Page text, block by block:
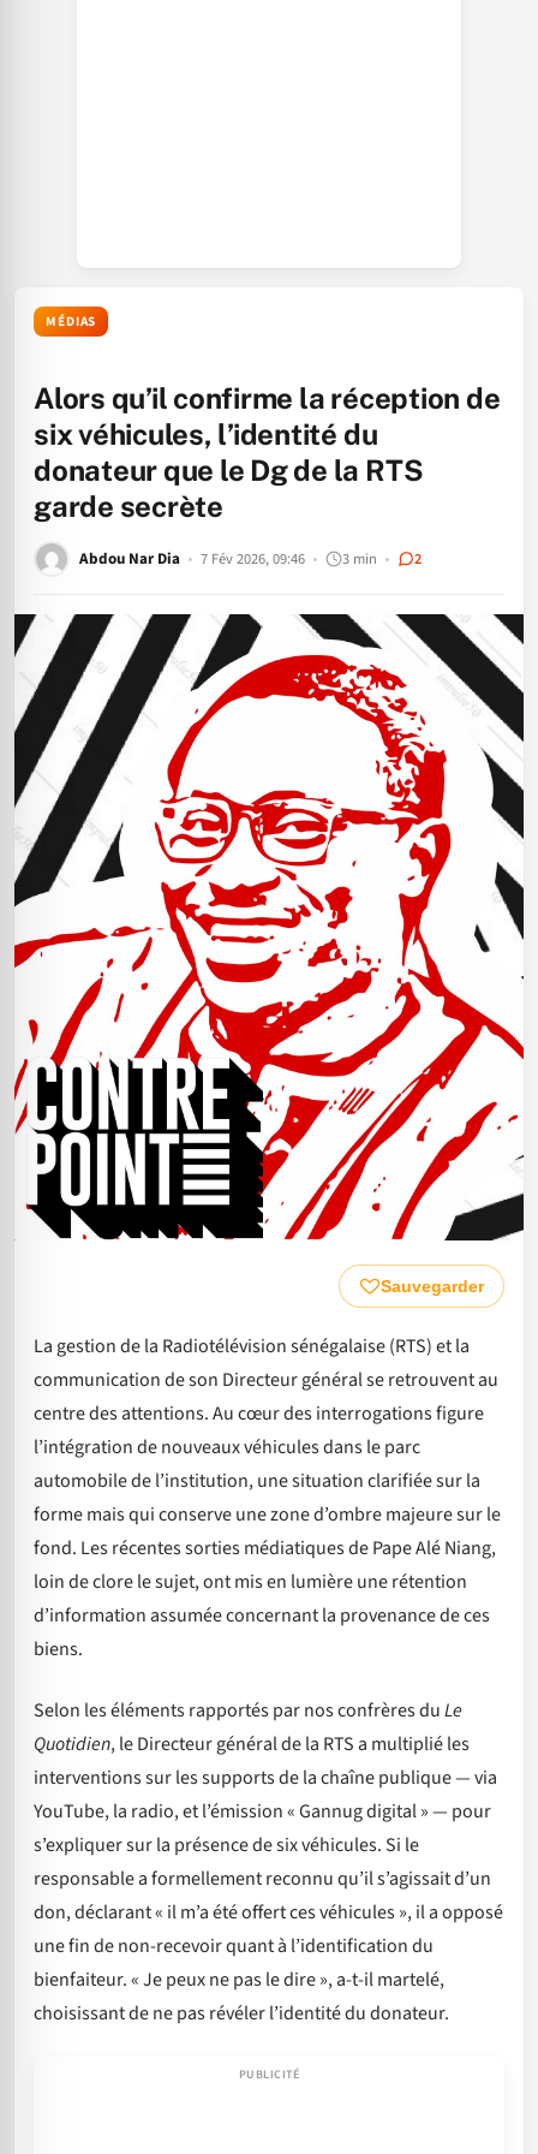
MÉDIAS
Alors qu’il confirme la réception de
six véhicules, l’identité du
donateur que le Dg de la RTS
garde secrète
Abdou Nar Dia 7 Fév 2026, 09:46 3 min 2
Sauvegarder
La gestion de la Radiotélévision sénégalaise (RTS) et la
communication de son Directeur général se retrouvent au
centre des attentions. Au cœur des interrogations figure
l’intégration de nouveaux véhicules dans le parc
automobile de l’institution, une situation clarifiée sur la
forme mais qui conserve une zone d’ombre majeure sur le
fond. Les récentes sorties médiatiques de Pape Alé Niang,
loin de clore le sujet, ont mis en lumière une rétention
d’information assumée concernant la provenance de ces
biens.
Selon les éléments rapportés par nos confrères duLe
Quotidien, le Directeur général de la RTS a multiplié les
interventions sur les supports de la chaîne publique — via
YouTube, la radio, et l’émission « Gannug digital » — pour
s’expliquer sur la présence de six véhicules. Si le
responsable a formellement reconnu qu’il s’agissait d’un
don, déclarant « il m’a été offert ces véhicules », il a opposé
une fin de non-recevoir quant à l’identification du
bienfaiteur. « Je peux ne pas le dire », a-t-il martelé,
choisissant de ne pas révéler l’identité du donateur.